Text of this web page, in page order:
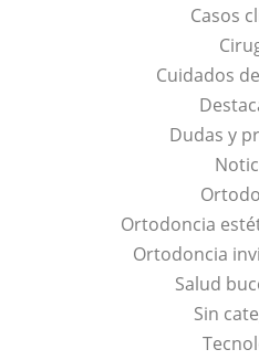
Casos
Cuidados
Dudas y
Ortodoncia
Ortodoncia
Salud
Sin